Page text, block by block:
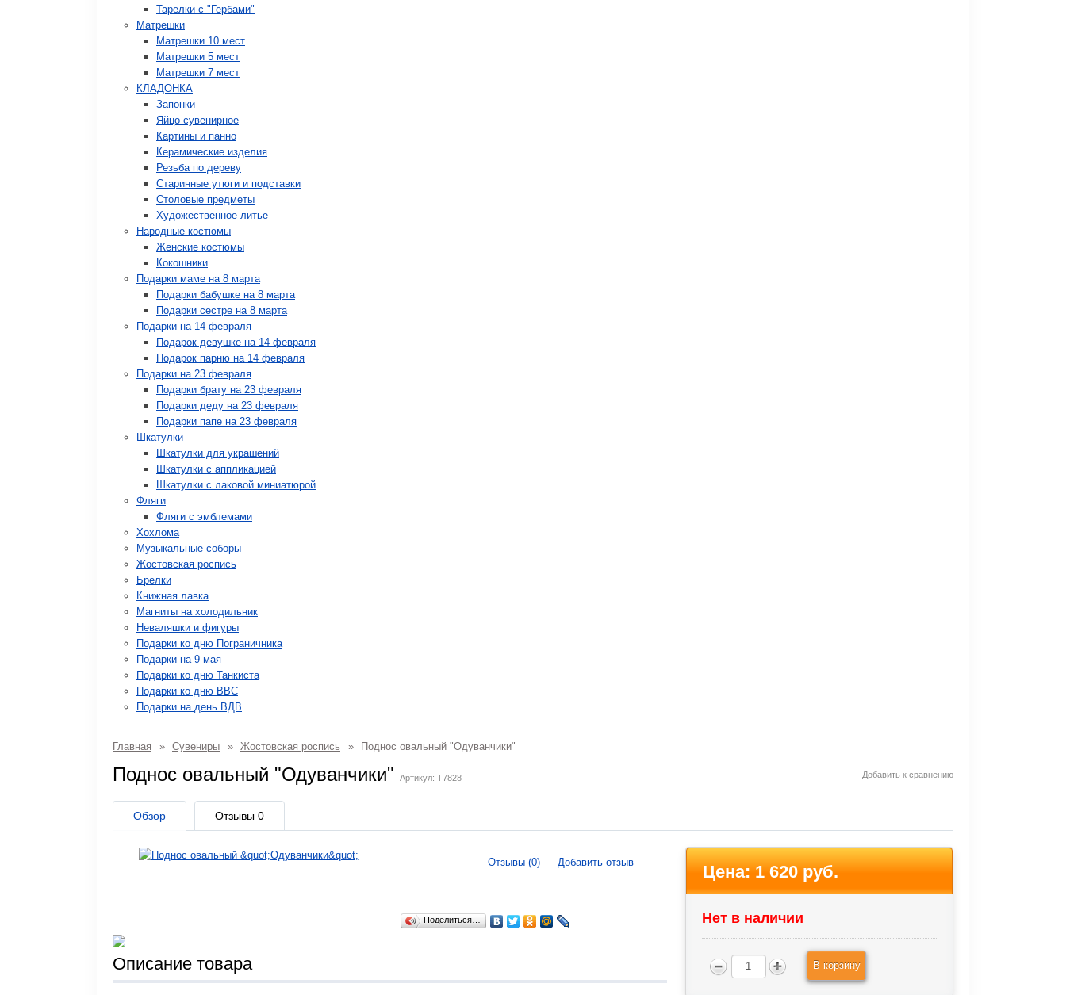
Тарелки с "Гербами"
Матрешки
Матрешки 10 мест
Матрешки 5 мест
Матрешки 7 мест
КЛАДОНКА
Запонки
Яйцо сувенирное
Картины и панно
Керамические изделия
Резьба по дереву
Старинные утюги и подставки
Столовые предметы
Художественное литье
Народные костюмы
Женские костюмы
Кокошники
Подарки маме на 8 марта
Подарки бабушке на 8 марта
Подарки сестре на 8 марта
Подарки на 14 февраля
Подарок девушке на 14 февраля
Подарок парню на 14 февраля
Подарки на 23 февраля
Подарки брату на 23 февраля
Подарки деду на 23 февраля
Подарки папе на 23 февраля
Шкатулки
Шкатулки для украшений
Шкатулки с аппликацией
Шкатулки с лаковой миниатюрой
Фляги
Фляги с эмблемами
Хохлома
Музыкальные соборы
Жостовская роспись
Брелки
Книжная лавка
Магниты на холодильник
Неваляшки и фигуры
Подарки ко дню Пограничника
Подарки на 9 мая
Подарки ко дню Танкиста
Подарки ко дню ВВС
Подарки на день ВДВ
Главная » Сувениры » Жостовская роспись » Поднос овальный "Одуванчики"
Поднос овальный "Одуванчики" Артикул: T7828 Добавить к сравнению
Обзор Отзывы 0
Отзывы (0) Добавить отзыв
Поделиться…
Описание товара
Цена:1 620 руб.
Нет в наличии
В корзину